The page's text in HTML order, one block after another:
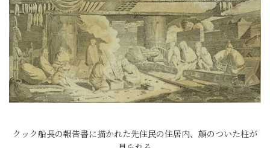
クック船長の報告書に描かれた先住民の住居内、顔のついた柱が